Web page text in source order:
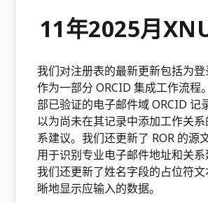
11年2025月
我们对注册表的最新更新包括为登
作为一部分 ORCID 集成工作流程
部已验证的电子邮件域 ORCID 记
以为尚未在其记录中添加工作关
系建议。我们还更新了 ROR 的源
用于识别专业电子邮件地址和关系
我们还更新了姓名字段的占位符
晰地显示应输入的数据。